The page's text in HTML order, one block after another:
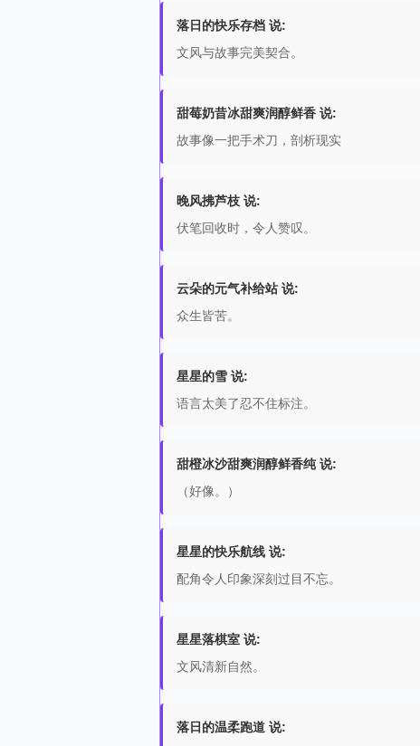
落日的快乐存档 说:
文风与故事完美契合。
甜莓奶昔冰甜爽润醇鲜香 说:
故事像一把手术刀，剖析现实
晚风拂芦枝 说:
伏笔回收时，令人赞叹。
云朵的元气补给站 说:
众生皆苦。
星星的雪 说:
语言太美了忍不住标注。
甜橙冰沙甜爽润醇鲜香纯 说:
（好像。）
星星的快乐航线 说:
配角令人印象深刻过目不忘。
星星落棋室 说:
文风清新自然。
落日的温柔跑道 说: